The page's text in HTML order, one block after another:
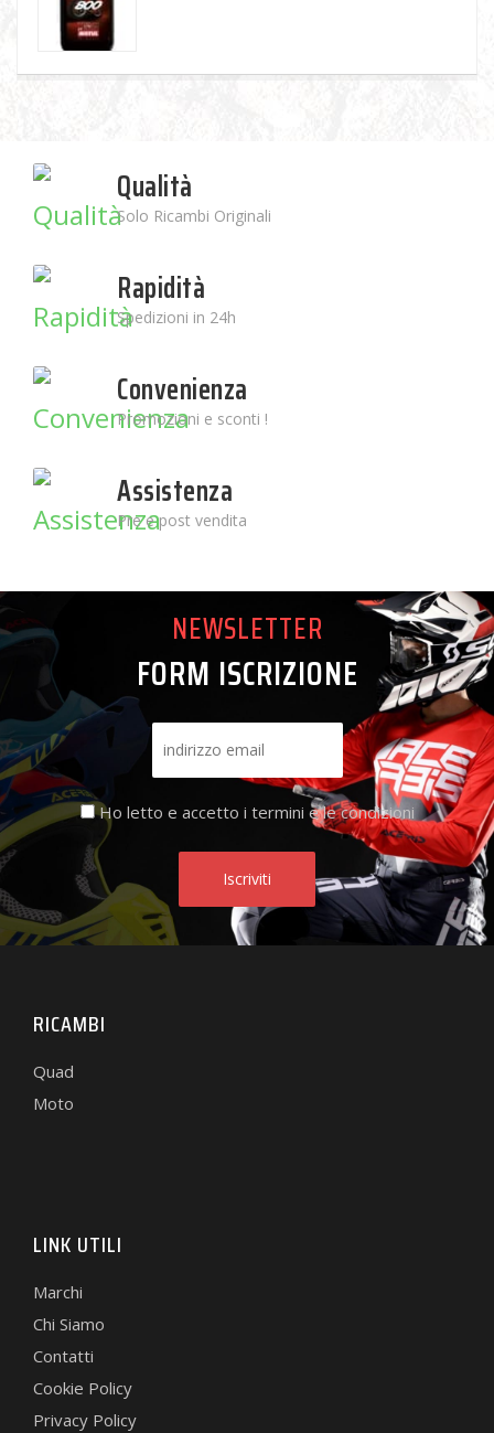
Qualità
Solo Ricambi Originali
Rapidità
Spedizioni in 24h
Convenienza
Promozioni e sconti !
Assistenza
Pre e post vendita
NEWSLETTER
FORM ISCRIZIONE
Ho letto e accetto i termini e le condizioni
RICAMBI
Quad
Moto
LINK UTILI
Marchi
Chi Siamo
Contatti
Cookie Policy
Privacy Policy